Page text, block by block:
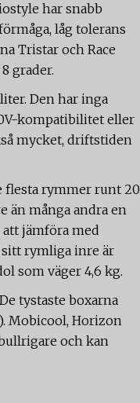
har snabb
låg tolerans
Tristar och Race
grader.
Den har inga
kompatibilitet eller
mycket, driftstiden
flesta rymmer runt 20
än många andra en
att jämföra med
sitt rymliga inre är
som väger 4,6 kg.
tystaste boxarna
Mobicool, Horizon
och kan